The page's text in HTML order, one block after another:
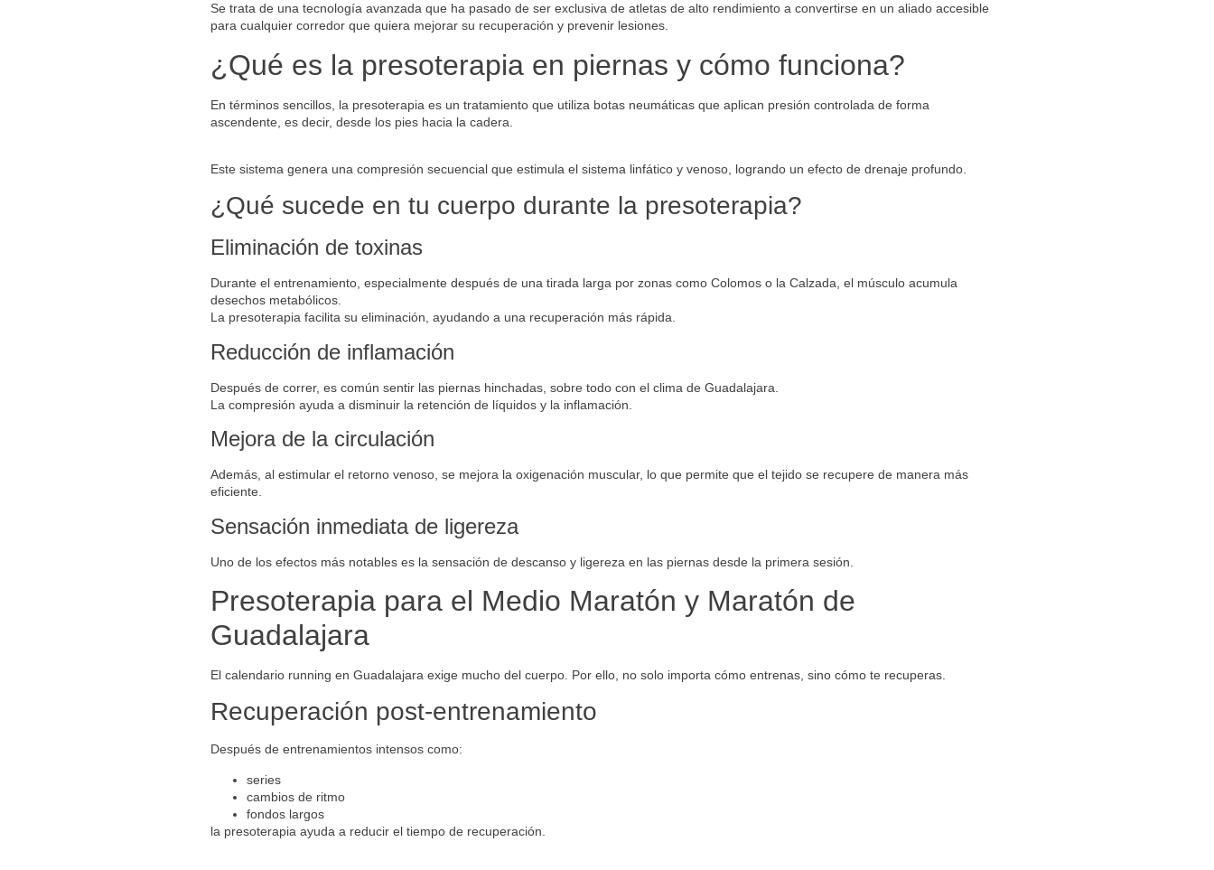
Se trata de una tecnología avanzada que ha pasado de ser exclusiva de atletas de alto rendimiento a convertirse en un aliado accesible
para cualquier corredor que quiera mejorar su recuperación y prevenir lesiones.
¿Qué es la presoterapia en piernas y cómo funciona?
En términos sencillos, la presoterapia es un tratamiento que utiliza botas neumáticas que aplican presión controlada de forma
ascendente, es decir, desde los pies hacia la cadera.
Este sistema genera una compresión secuencial que estimula el sistema linfático y venoso, logrando un efecto de drenaje profundo.
¿Qué sucede en tu cuerpo durante la presoterapia?
Eliminación de toxinas
Durante el entrenamiento, especialmente después de una tirada larga por zonas como Colomos o la Calzada, el músculo acumula
desechos metabólicos.
La presoterapia facilita su eliminación, ayudando a una recuperación más rápida.
Reducción de inflamación
Después de correr, es común sentir las piernas hinchadas, sobre todo con el clima de Guadalajara.
La compresión ayuda a disminuir la retención de líquidos y la inflamación.
Mejora de la circulación
Además, al estimular el retorno venoso, se mejora la oxigenación muscular, lo que permite que el tejido se recupere de manera más
eficiente.
Sensación inmediata de ligereza
Uno de los efectos más notables es la sensación de descanso y ligereza en las piernas desde la primera sesión.
Presoterapia para el Medio Maratón y Maratón de
Guadalajara
El calendario running en Guadalajara exige mucho del cuerpo. Por ello, no solo importa cómo entrenas, sino cómo te recuperas.
Recuperación post-entrenamiento
Después de entrenamientos intensos como:
series
cambios de ritmo
fondos largos
la presoterapia ayuda a reducir el tiempo de recuperación.